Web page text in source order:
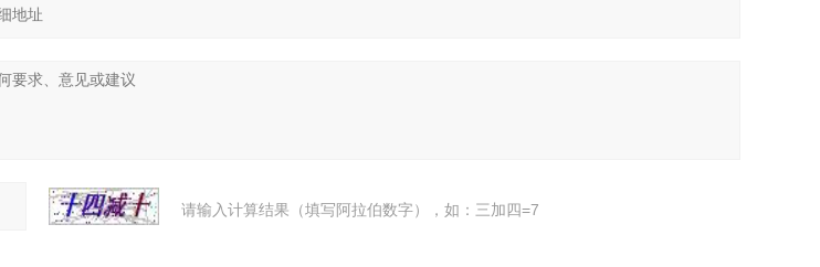
请输入计算结果（填写阿拉伯数字），如：三加四=7